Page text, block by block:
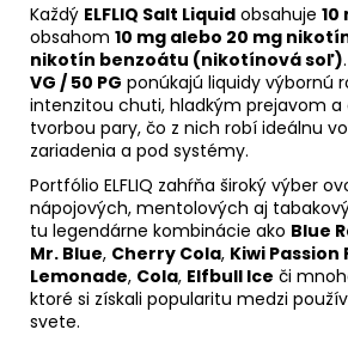
Každý ELFLIQ Salt Liquid obsahuje
obsahom 10 mg alebo 20 mg
nikotín benzoátu (nikotínová soľ)
VG / 50 PG ponúkajú liquidy výbornú
intenzitou chuti, hladkým prejavom
tvorbou pary, čo z nich robí ideálnu
zariadenia a pod systémy.
Portfólio ELFLIQ zahŕňa široký výber
nápojových, mentolových aj
tu legendárne kombinácie ako Blue
Mr. Blue, Cherry Cola, Kiwi
Lemonade, Cola, Elfbull Ice či
ktoré si získali popularitu medzi
svete.